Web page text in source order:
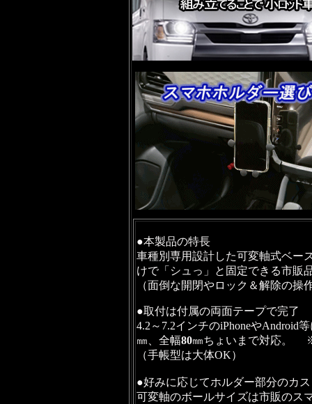
●本製品の特長
車種別専用設計した可変軸式ベー
けで「シュっ」と固定できる市
（面倒な開閉やロック＆解除の操
●取付は付属の両面テープで完了
4.2～7.2インチのiPhoneやAndroid
㎜、全幅80㎜ちょいまで対応。
（手帳型は大体OK）
●好みに応じてホルダー部分のカ
可変軸のボールサイズは市販のス